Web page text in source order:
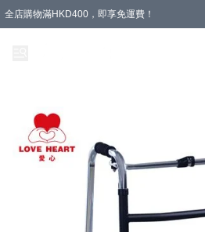
全店購物滿HKD400，即享免運費！